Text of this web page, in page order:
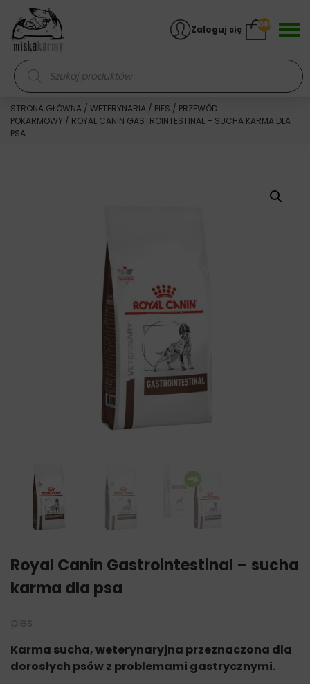
Skocz do treści
Wyszukiwarka produktów
Zaloguj się 1085
STRONA GŁÓWNA / WETERYNARIA / PIES / PRZEWÓD
POKARMOWY / ROYAL CANIN GASTROINTESTINAL – SUCHA KARMA DLA
PSA
Royal Canin Gastrointestinal – sucha
karma dla psa
pies
Karma sucha, weterynaryjna przeznaczona dla
dorosłych psów z problemami gastrycznymi.